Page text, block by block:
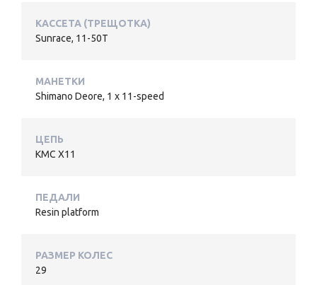
КАССЕТА (ТРЕЩОТКА)
Sunrace, 11-50T
МАНЕТКИ
Shimano Deore, 1 x 11-speed
ЦЕПЬ
KMC X11
ПЕДАЛИ
Resin platform
РАЗМЕР КОЛЕС
29